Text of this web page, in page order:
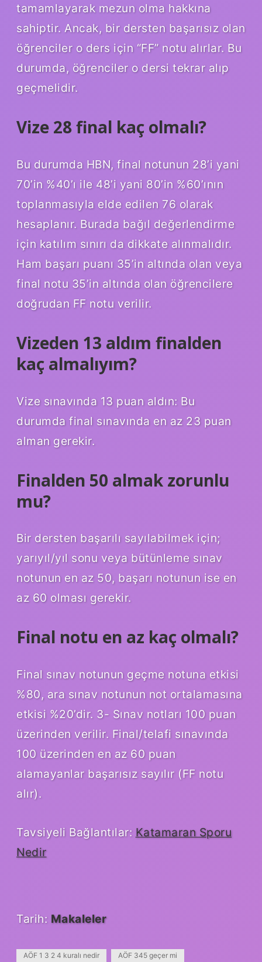
tamamlayarak mezun olma hakkına
sahiptir. Ancak, bir dersten başarısız olan
öğrenciler o ders için “FF” notu alırlar. Bu
durumda, öğrenciler o dersi tekrar alıp
geçmelidir.
Vize 28 final kaç olmalı?
Bu durumda HBN, final notunun 28’i yani
70’in %40’ı ile 48’i yani 80’in %60’ının
toplanmasıyla elde edilen 76 olarak
hesaplanır. Burada bağıl değerlendirme
için katılım sınırı da dikkate alınmalıdır.
Ham başarı puanı 35’in altında olan veya
final notu 35’in altında olan öğrencilere
doğrudan FF notu verilir.
Vizeden 13 aldım finalden
kaç almalıyım?
Vize sınavında 13 puan aldın: Bu
durumda final sınavında en az 23 puan
alman gerekir.
Finalden 50 almak zorunlu
mu?
Bir dersten başarılı sayılabilmek için;
yarıyıl/yıl sonu veya bütünleme sınav
notunun en az 50, başarı notunun ise en
az 60 olması gerekir.
Final notu en az kaç olmalı?
Final sınav notunun geçme notuna etkisi
%80, ara sınav notunun not ortalamasına
etkisi %20’dir. 3- Sınav notları 100 puan
üzerinden verilir. Final/telafi sınavında
100 üzerinden en az 60 puan
alamayanlar başarısız sayılır (FF notu
alır).
Tavsiyeli Bağlantılar: Katamaran Sporu
Nedir
Tarih: Makaleler
AÖF 1 3 2 4 kuralı nedir AÖF 345 geçer mi